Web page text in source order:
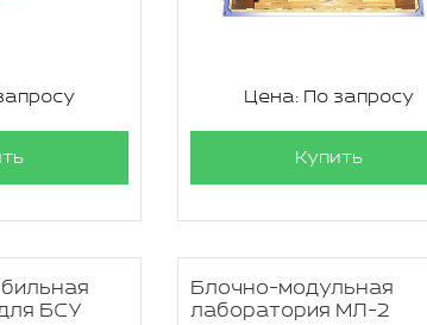
Цена: По запросу
Купить
БСУ
Блочно-модульная
лаборатория МЛ-2